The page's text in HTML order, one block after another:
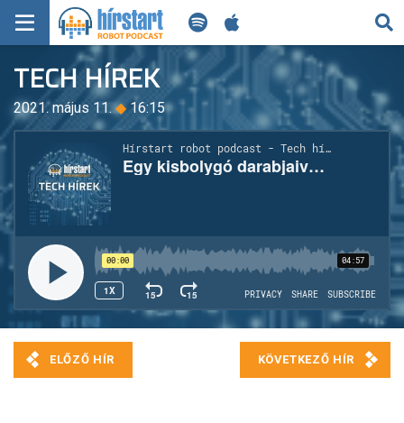
KERESÉS
KEZDŐLAP
FRISS HÍREK
TECH HÍREK
FILM-ZENE-SZÓRAKOZÁS
PLAYLIST
MI AZ A ROBOT PODCAST?
TECH HÍREK
2021. május 11.◆ 16:15